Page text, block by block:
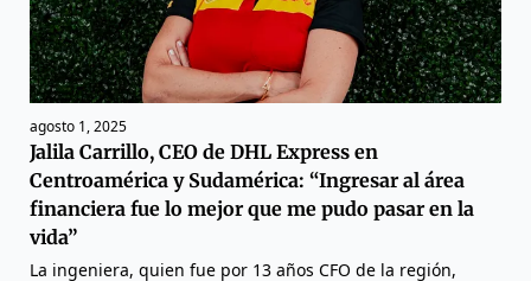
agosto 1, 2025
Jalila Carrillo, CEO de DHL Express en
Centroamérica y Sudamérica: “Ingresar al área
financiera fue lo mejor que me pudo pasar en la
vida”
La ingeniera, quien fue por 13 años CFO de la región,